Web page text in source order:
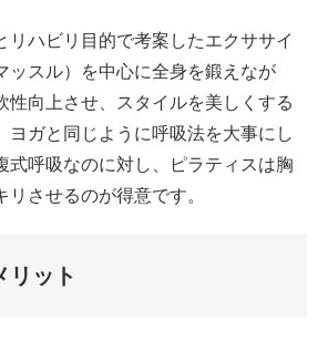
リハビリ目的で考案したエクササイ
ッスル）を中心に全身を鍛えなが
性向上させ、スタイルを美しくする
ヨガと同じように呼吸法を大事にし
式呼吸なのに対し、ピラティスは胸
させるのが得意です。
リット